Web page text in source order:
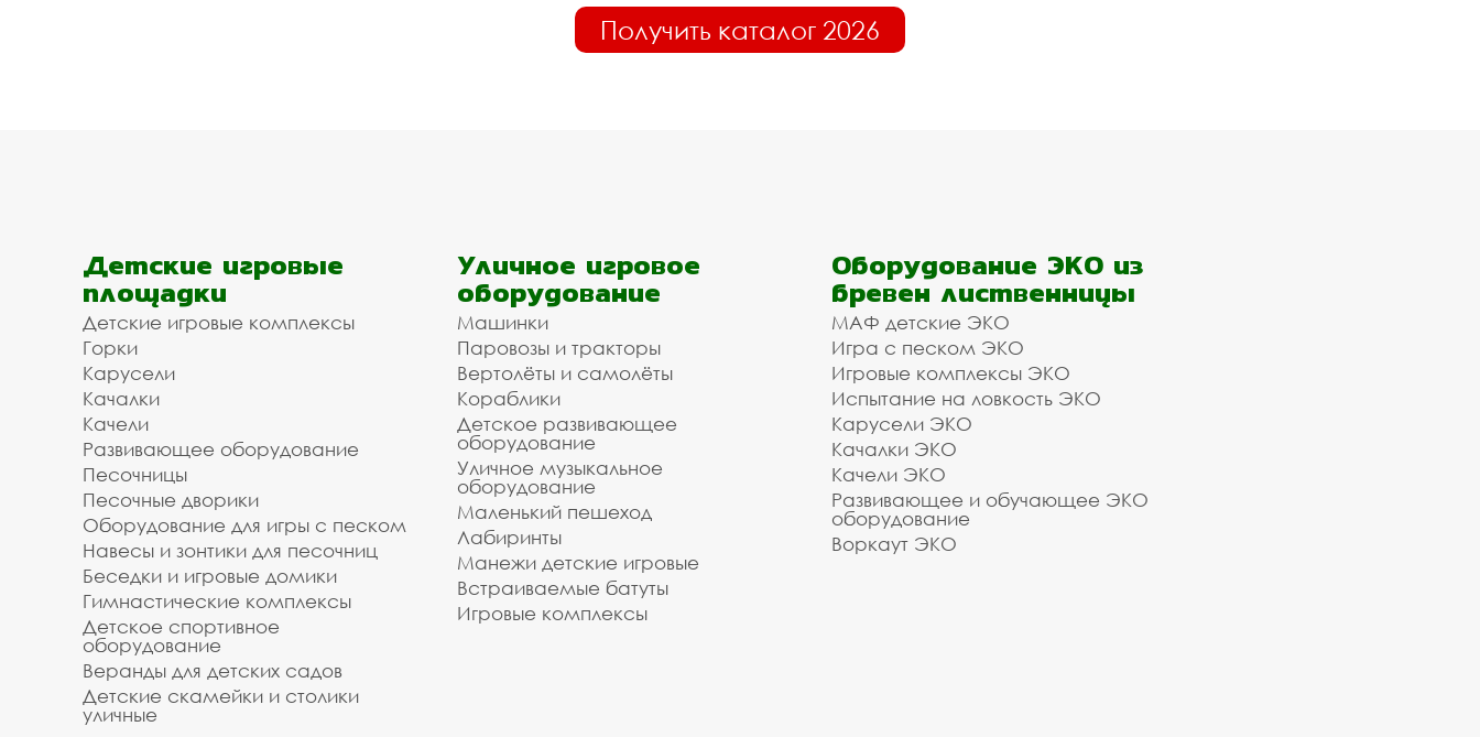
Получить каталог 2026
Детские игровые
площадки
Детские игровые комплексы
Горки
Карусели
Качалки
Качели
Развивающее оборудование
Песочницы
Песочные дворики
Оборудование для игры с песком
Навесы и зонтики для песочниц
Беседки и игровые домики
Гимнастические комплексы
Детское спортивное
оборудование
Веранды для детских садов
Детские скамейки и столики
уличные
Уличное игровое
оборудование
Машинки
Паровозы и тракторы
Вертолёты и самолёты
Кораблики
Детское развивающее
оборудование
Уличное музыкальное
оборудование
Маленький пешеход
Лабиринты
Манежи детские игровые
Встраиваемые батуты
Игровые комплексы
Оборудование ЭКО из
бревен лиственницы
МАФ детские ЭКО
Игра с песком ЭКО
Игровые комплексы ЭКО
Испытание на ловкость ЭКО
Карусели ЭКО
Качалки ЭКО
Качели ЭКО
Развивающее и обучающее ЭКО
оборудование
Воркаут ЭКО